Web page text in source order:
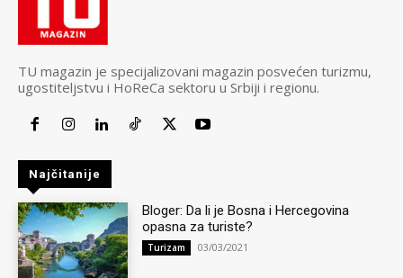
TU magazin je specijalizovani magazin posvećen turizmu,
ugostiteljstvu i HoReCa sektoru u Srbiji i regionu.
Najčitanije
Bloger: Da li je Bosna i Hercegovina
opasna za turiste?
Turizam 03/03/2021